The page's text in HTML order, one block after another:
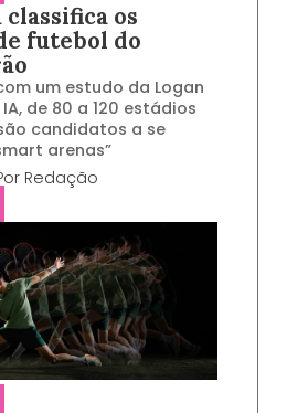
classifica os
futebol do
um estudo da Logan
de 80 a 120 estádios
candidatos a se
arenas”
Redação